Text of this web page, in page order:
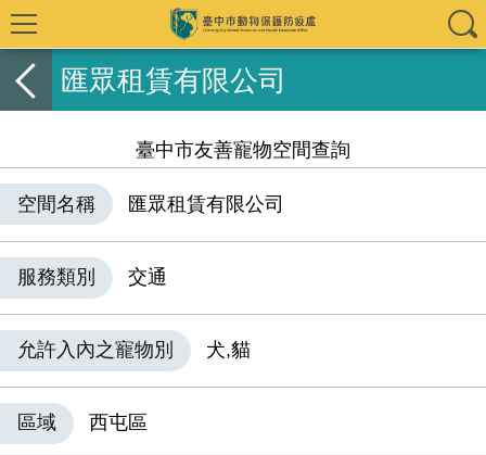
匯眾租賃有限公司
臺中市友善寵物空間查詢
空間名稱 匯眾租賃有限公司
服務類別 交通
允許入內之寵物別 犬,貓
區域 西屯區